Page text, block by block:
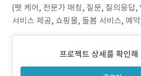
(펫 케어, 전문가 매칭, 질문, 질의응답,
서비스 제공, 쇼핑몰, 돌봄 서비스, 예
소통, 게시판, 서비스 비용, 유튜브
가 정보와 상담 기능 설계 및 개발 - 지
프로젝트 상세를 확인해